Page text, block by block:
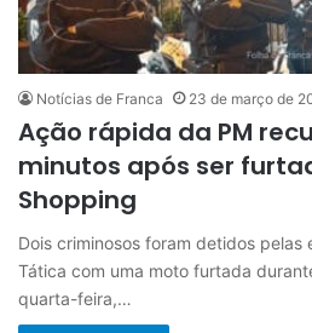
Notícias de Franca 23 de março de
Ação rápida da PM
minutos após ser
Shopping
Dois criminosos foram detidos pelas
Tática com uma moto furtada
quarta-feira,…